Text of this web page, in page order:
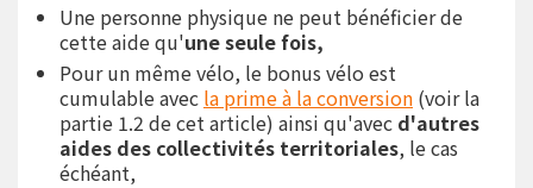
Une personne physique ne peut bénéficier de
cette aide qu'une seule fois,
Pour un même vélo, le bonus vélo est
cumulable avec la prime à la conversion (voir la
partie 1.2 de cet article) ainsi qu'avec d'autres
aides des collectivités territoriales, le cas
échéant,